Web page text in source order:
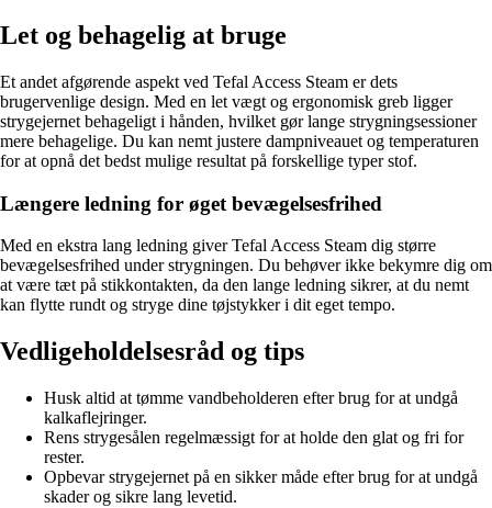
Let og behagelig at bruge
Et andet afgørende aspekt ved Tefal Access Steam er dets
brugervenlige design. Med en let vægt og ergonomisk greb ligger
strygejernet behageligt i hånden, hvilket gør lange strygningsessioner
mere behagelige. Du kan nemt justere dampniveauet og temperaturen
for at opnå det bedst mulige resultat på forskellige typer stof.
Længere ledning for øget bevægelsesfrihed
Med en ekstra lang ledning giver Tefal Access Steam dig større
bevægelsesfrihed under strygningen. Du behøver ikke bekymre dig om
at være tæt på stikkontakten, da den lange ledning sikrer, at du nemt
kan flytte rundt og stryge dine tøjstykker i dit eget tempo.
Vedligeholdelsesråd og tips
Husk altid at tømme vandbeholderen efter brug for at undgå
kalkaflejringer.
Rens strygesålen regelmæssigt for at holde den glat og fri for
rester.
Opbevar strygejernet på en sikker måde efter brug for at undgå
skader og sikre lang levetid.